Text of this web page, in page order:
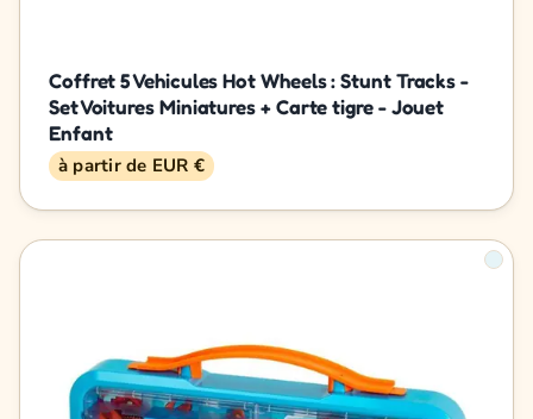
Coffret 5 Vehicules Hot Wheels : Stunt Tracks -
Set Voitures Miniatures + Carte tigre - Jouet
Enfant
à partir de EUR €